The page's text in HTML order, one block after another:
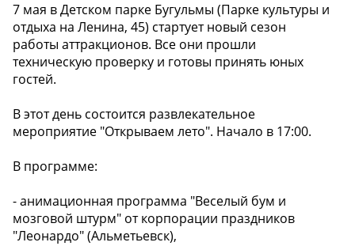
7 мая в Детском парке Бугульмы (Парке культуры и
отдыха на Ленина, 45) стартует новый сезон
работы аттракционов. Все они прошли
техническую проверку и готовы принять юных
гостей.
В этот день состоится развлекательное
мероприятие "Открываем лето". Начало в 17:00.
В программе:
- анимационная программа "Веселый бум и
мозговой штурм" от корпорации праздников
"Леонардо" (Альметьевск),